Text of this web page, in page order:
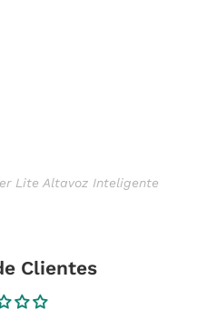
Lite Altavoz Inteligente
Clientes